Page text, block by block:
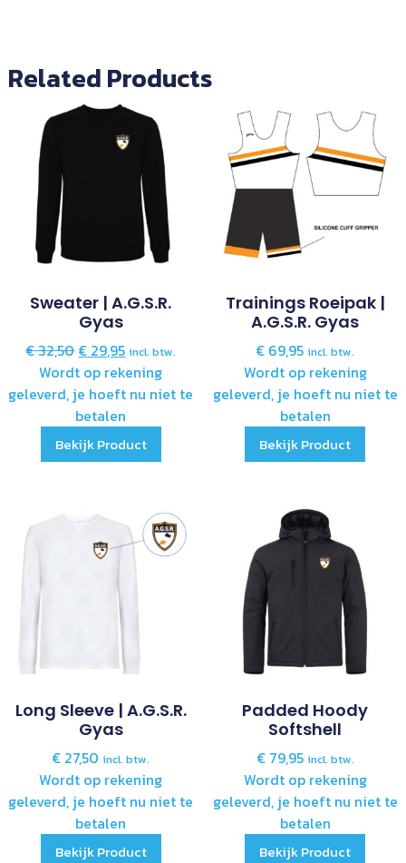
Related Products
Sweater | A.G.S.R.
Gyas
€32,50€ 29,95 incl. btw.
Wordt op rekening
geleverd, je hoeft nu niet te
betalen
Bekijk Product
Trainings Roeipak |
A.G.S.R. Gyas
€ 69,95 incl. btw.
Wordt op rekening
geleverd, je hoeft nu niet te
betalen
Bekijk Product
Long Sleeve | A.G.S.R.
Gyas
€ 27,50 incl. btw.
Wordt op rekening
geleverd, je hoeft nu niet te
betalen
Bekijk Product
Padded Hoody
Softshell
€79,95 incl. btw.
Wordt op rekening
geleverd, je hoeft nu niet te
betalen
Bekijk Product